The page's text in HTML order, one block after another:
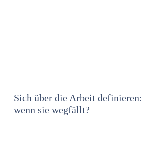
Sich über die Arbeit
wenn sie wegfällt?